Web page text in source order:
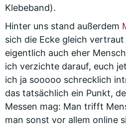
Klebeband).
Hinter uns stand außerdem
sich die Ecke gleich
eigentlich auch eher
ich verzichte darauf, euch
ich ja sooooo schrecklich
das tatsächlich ein Punkt,
Messen mag: Man trifft
man sonst vor allem online